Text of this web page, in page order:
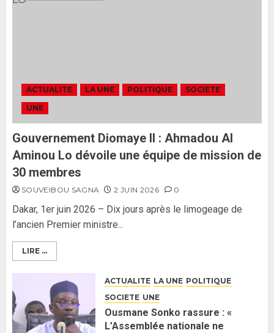
3
gouvernement : PASTEF pose
ACTUALITE LA UNE POLITIQUE
SOCIETE
UNE
Gouvernement Diomaye II : Ahmadou Al
Aminou Lo dévoile une équipe de mission de
30 membres
SOUVEIBOU SAGNA 2 JUIN 2026 0
Dakar, 1er juin 2026 – Dix jours après le limogeage de
l’ancien Premier ministre...
LIRE ...
ACTUALITE LA UNE POLITIQUE
SOCIETE UNE
Ousmane Sonko rassure : «
L’Assemblée nationale ne